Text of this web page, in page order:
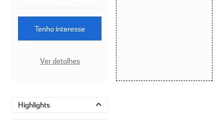
Tenho interesse
Ver detalhes
Highlights